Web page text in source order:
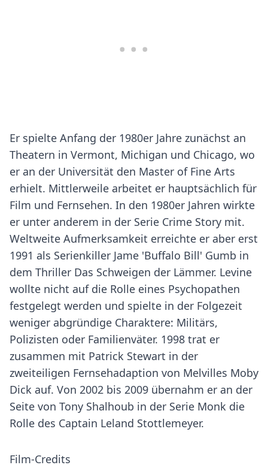
Er spielte Anfang der 1980er Jahre zunächst an
Theatern in Vermont, Michigan und Chicago, wo
er an der Universität den Master of Fine Arts
erhielt. Mittlerweile arbeitet er hauptsächlich für
Film und Fernsehen. In den 1980er Jahren wirkte
er unter anderem in der Serie Crime Story mit.
Weltweite Aufmerksamkeit erreichte er aber erst
1991 als Serienkiller Jame 'Buffalo Bill' Gumb in
dem Thriller Das Schweigen der Lämmer. Levine
wollte nicht auf die Rolle eines Psychopathen
festgelegt werden und spielte in der Folgezeit
weniger abgründige Charaktere: Militärs,
Polizisten oder Familienväter. 1998 trat er
zusammen mit Patrick Stewart in der
zweiteiligen Fernsehadaption von Melvilles Moby
Dick auf. Von 2002 bis 2009 übernahm er an der
Seite von Tony Shalhoub in der Serie Monk die
Rolle des Captain Leland Stottlemeyer.
Film-Credits